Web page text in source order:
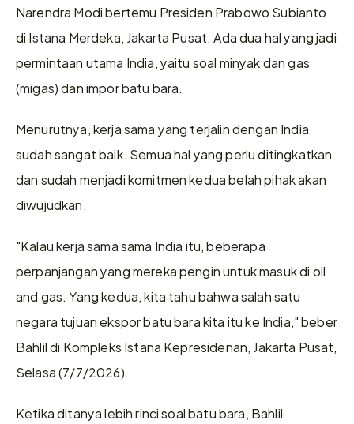
Narendra Modi bertemu Presiden Prabowo Subianto
di Istana Merdeka, Jakarta Pusat. Ada dua hal yang jadi
permintaan utama India, yaitu soal minyak dan gas
(migas) dan impor batu bara.
Menurutnya, kerja sama yang terjalin dengan India
sudah sangat baik. Semua hal yang perlu ditingkatkan
dan sudah menjadi komitmen kedua belah pihak akan
diwujudkan.
"Kalau kerja sama sama India itu, beberapa
perpanjangan yang mereka pengin untuk masuk di oil
and gas. Yang kedua, kita tahu bahwa salah satu
negara tujuan ekspor batu bara kita itu ke India," beber
Bahlil di Kompleks Istana Kepresidenan, Jakarta Pusat,
Selasa (7/7/2026).
Ketika ditanya lebih rinci soal batu bara, Bahlil